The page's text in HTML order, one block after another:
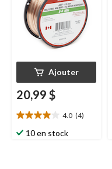
Ajouter
20,99 $
4.0 (4)
4.0
étoile(s)
10 en stock